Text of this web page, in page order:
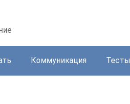
Коммуникация Тесты